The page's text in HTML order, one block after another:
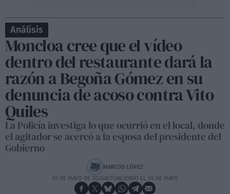
Análisis
Moncloa cree que el vídeo
dentro del restaurante dará la
razón a Begoña Gómez en su
denuncia de acoso contra Vito
Quiles
La Policía investiga lo que ocurrió en el local, donde
el agitador se acercó a la esposa del presidente del
Gobierno
MARCOS LÓPEZ
01 DE MAYO DE 2026ACTUALIZADO EL 04 DE MAYO